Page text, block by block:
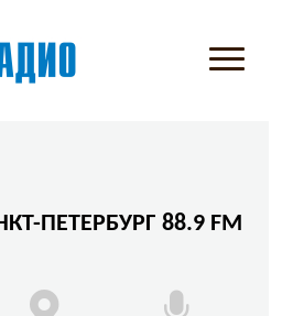
ПЕТЕРБУРГ 88.9 FM